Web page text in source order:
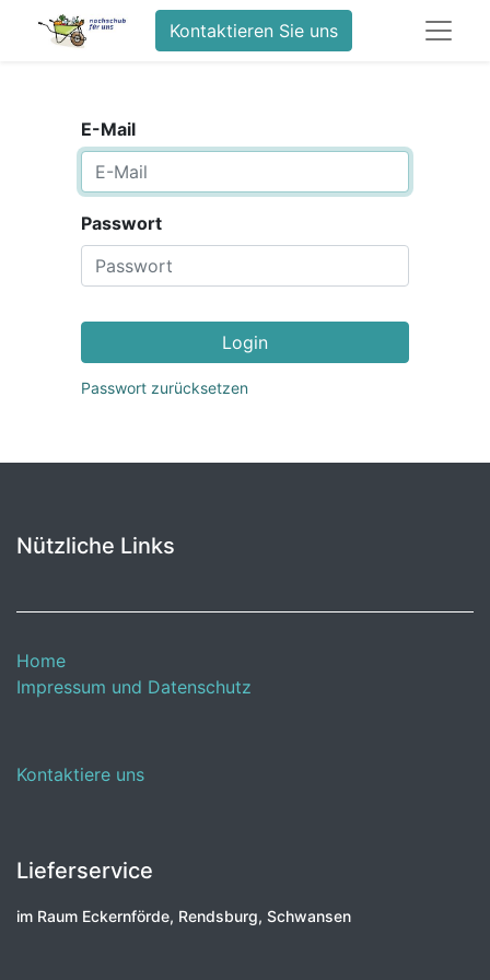
Kontaktieren Sie uns
E-Mail
Passwort
Login
Passwort zurücksetzen
Nützliche Links
Home
Impressum und Datenschutz
Kontaktiere uns
Lieferservice
im Raum Eckernförde, Rendsburg, Schwansen